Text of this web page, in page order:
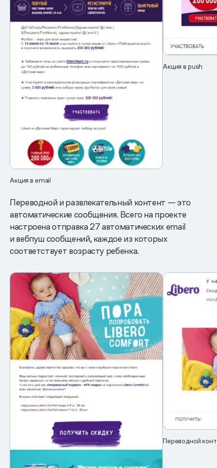
Акция в email
Акция в push
Переводной и развлекательный контент — это
автоматические сообщения. Всего на проекте
настроена отправка 27 автоматических email
и вебпуш сообщений, каждое из которых
соответствует возрасту ребенка.
Переводной